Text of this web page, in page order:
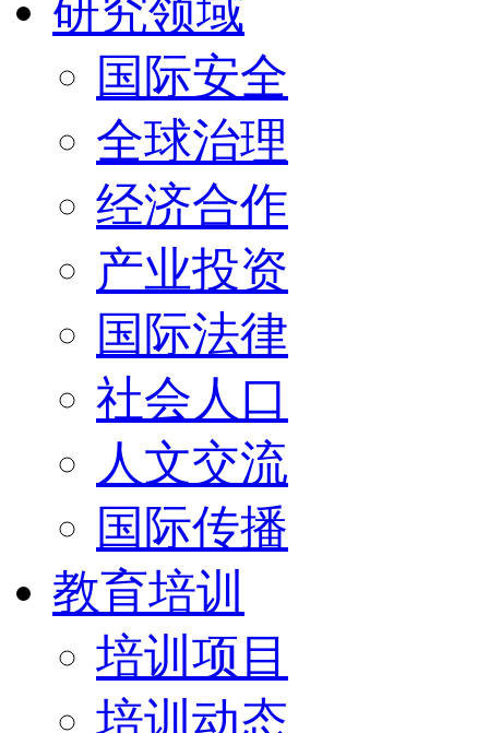
研究领域
国际安全
全球治理
经济合作
产业投资
国际法律
社会人口
人文交流
国际传播
教育培训
培训项目
培训动态